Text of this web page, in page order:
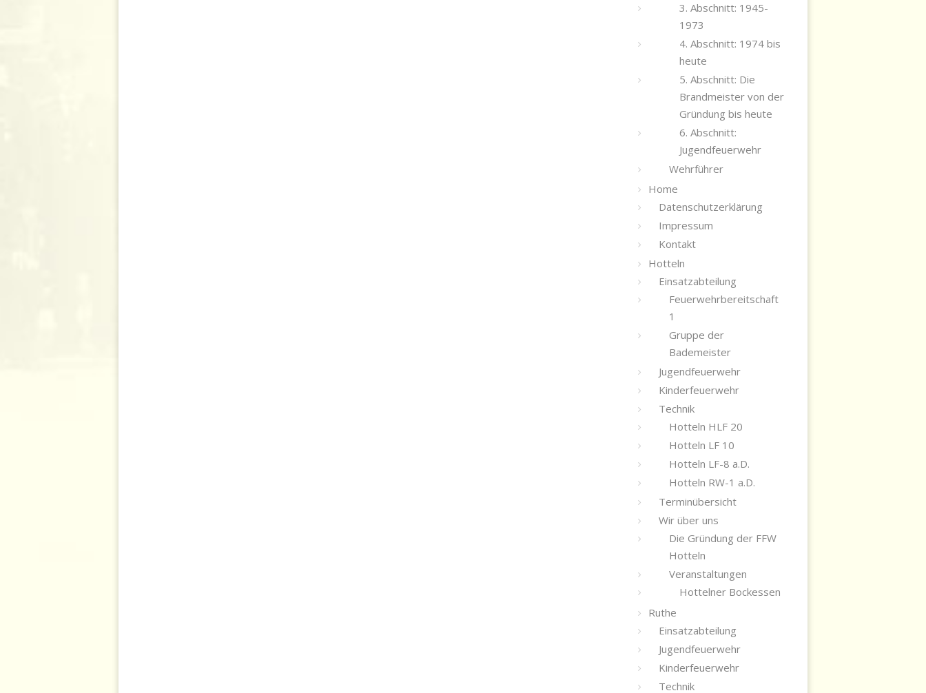
3. Abschnitt: 1945-
1973
4. Abschnitt: 1974 bis
heute
5. Abschnitt: Die
Brandmeister von der
Gründung bis heute
6. Abschnitt:
Jugendfeuerwehr
Wehrführer
Home
Datenschutzerklärung
Impressum
Kontakt
Hotteln
Einsatzabteilung
Feuerwehrbereitschaft
1
Gruppe der
Bademeister
Jugendfeuerwehr
Kinderfeuerwehr
Technik
Hotteln HLF 20
Hotteln LF 10
Hotteln LF-8 a.D.
Hotteln RW-1 a.D.
Terminübersicht
Wir über uns
Die Gründung der FFW
Hotteln
Veranstaltungen
Hottelner Bockessen
Ruthe
Einsatzabteilung
Jugendfeuerwehr
Kinderfeuerwehr
Technik